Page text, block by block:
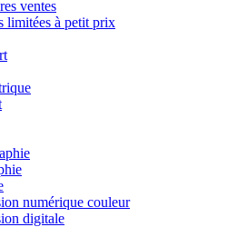
ventes
limitées à petit prix
numérique couleur
digitale